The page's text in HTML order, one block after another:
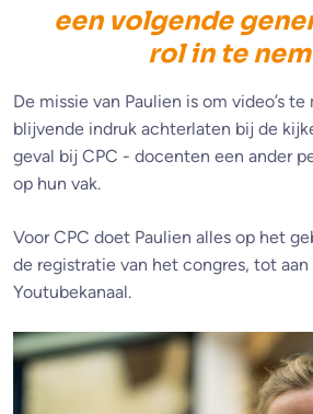
een volgende
rol in te
De missie van Paulien is om video’s
blijvende indruk achterlaten bij de
geval bij CPC - docenten een ander
op hun vak.
Voor CPC doet Paulien alles op het
de registratie van het congres, tot aan
Youtubekanaal.